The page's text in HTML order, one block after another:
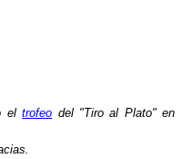
eltrofeo del "Tiro al Plato" en